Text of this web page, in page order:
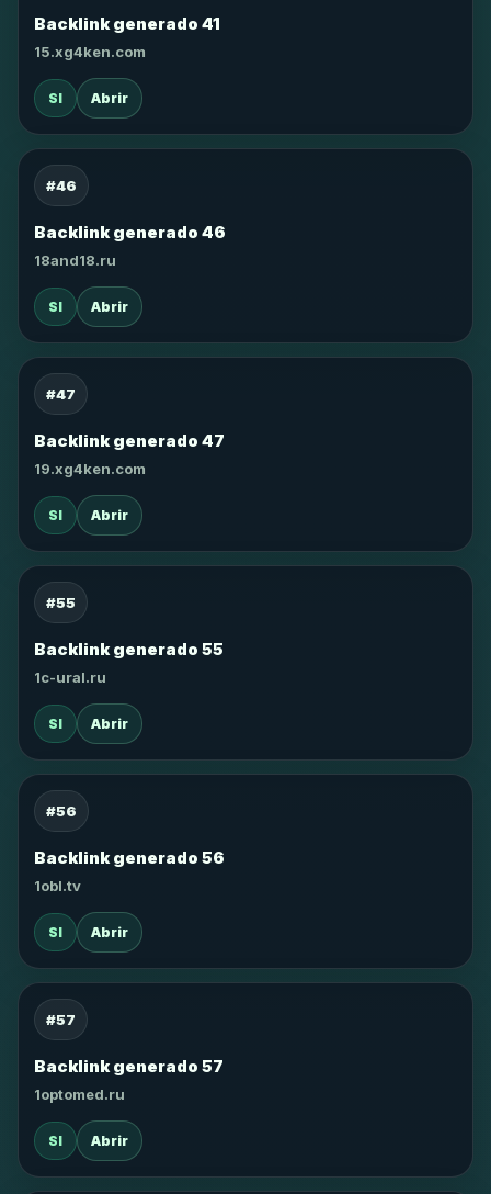
Backlink generado 41
15.xg4ken.com
SI Abrir
#46
Backlink generado 46
18and18.ru
SI Abrir
#47
Backlink generado 47
19.xg4ken.com
SI Abrir
#55
Backlink generado 55
1c-ural.ru
SI Abrir
#56
Backlink generado 56
1obl.tv
SI Abrir
#57
Backlink generado 57
1optomed.ru
SI Abrir